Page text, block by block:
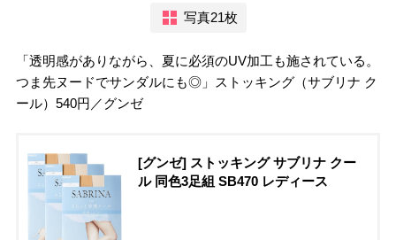
写真21枚
「透明感がありながら、夏に必須のUV加工も施されている。
つま先ヌードでサンダルにも◎」ストッキング（サブリナ ク
ール）540円／グンゼ
[グンゼ] ストッキング サブリナ クー
ル 同色3足組 SB470 レディース